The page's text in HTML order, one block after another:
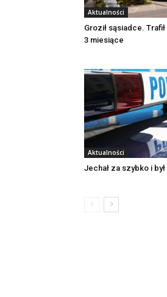
Aktualności
Groził sąsiadce.
3 miesiące
Aktualności
Jechał za szybko i